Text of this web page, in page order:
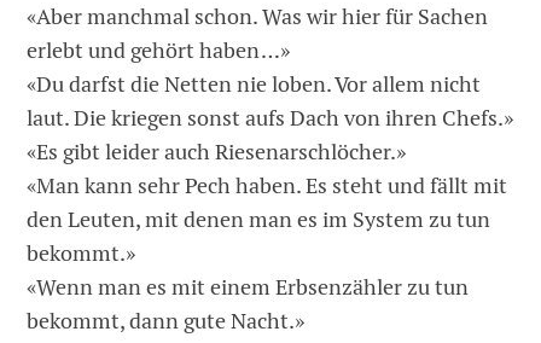
«Aber manchmal schon. Was wir hier für Sachen
erlebt und gehört haben …»
«Du darfst die Netten nie loben. Vor allem nicht
laut. Die kriegen sonst aufs Dach von ihren Chefs.»
«Es gibt leider auch Riesenarschlöcher.»
«Man kann sehr Pech haben. Es steht und fällt mit
den Leuten, mit denen man es im System zu tun
bekommt.»
«Wenn man es mit einem Erbsenzähler zu tun
bekommt, dann gute Nacht.»